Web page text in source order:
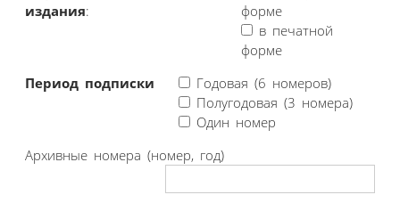
издания:
форме
в печатной
форме
Период подписки
Годовая (6 номеров)
Полугодовая (3 номера)
Один номер
Архивные номера (номер, год)